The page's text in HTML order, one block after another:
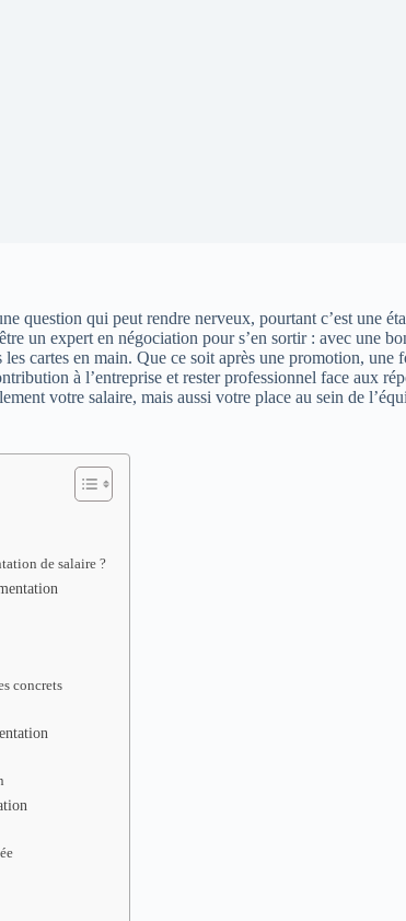
question qui peut rendre nerveux, pourtant c’est une
un expert en négociation pour s’en sortir : avec une
cartes en main. Que ce soit après une promotion, une
à l’entreprise et rester professionnel face aux
votre salaire, mais aussi votre place au sein de
de salaire ?
concrets